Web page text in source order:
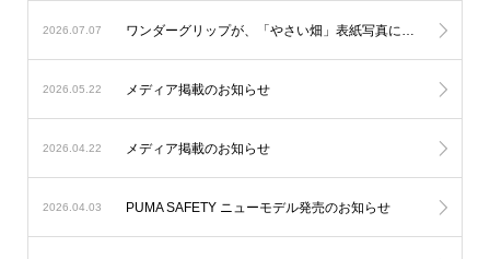
2026.07.07 ワンダーグリップが、「やさい畑」表紙写真にご使用いただきました。
2026.05.22 メディア掲載のお知らせ
2026.04.22 メディア掲載のお知らせ
2026.04.03 PUMA SAFETY ニューモデル発売のお知らせ